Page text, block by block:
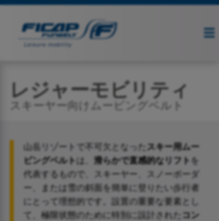
レジャーモビリティ
スキーヤー向けムービングベルト
山岳リゾートで不可欠となった スキー用ムー
ビングベルト は、 滑らかで直感的なリフト を
代表するもので、スキーヤー、スノーボーダ
ー、または雪の斜面を簡単に登りたい歩行者
にとって理想的です。設置の重要な要素とし
て、極限状態のために特別に設計された
コン